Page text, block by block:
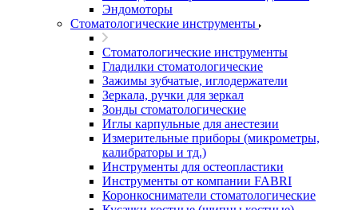
Эндомоторы
Стоматологические инструменты
Стоматологические инструменты
Гладилки стоматологические
Зажимы зубчатые, иглодержатели
Зеркала, ручки для зеркал
Зонды стоматологические
Иглы карпульные для анестезии
Измерительные приборы (микрометры,
калибраторы и тд.)
Инструменты для остеопластики
Инструменты от компании FABRI
Коронкосниматели стоматологические